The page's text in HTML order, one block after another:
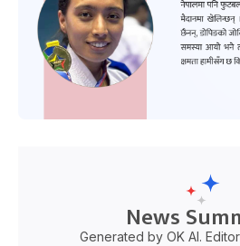
News
Generated by OK AI.